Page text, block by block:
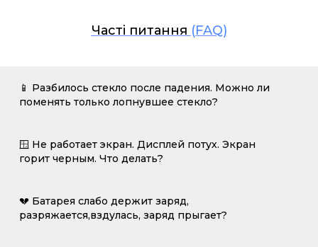
Часті питання (FAQ)
📱 Разбилось стекло после падения. Можно ли
поменять только лопнувшее стекло?
🪟 Не работает экран. Дисплей потух. Экран
горит черным. Что делать?
💔 Батарея слабо держит заряд,
разряжается,вздулась, заряд прыгает?